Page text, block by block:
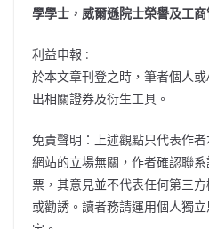
學學士，威爾遜院士榮譽及工商
利益申報 :
於本文章刊登之時，筆者個人
出相關證券及衍生工具。
免責聲明：上述觀點只代表作
網站的立場無關，作者確認聯
票，其意見並不代表任何第三
或勸誘。讀者務請運用個人獨